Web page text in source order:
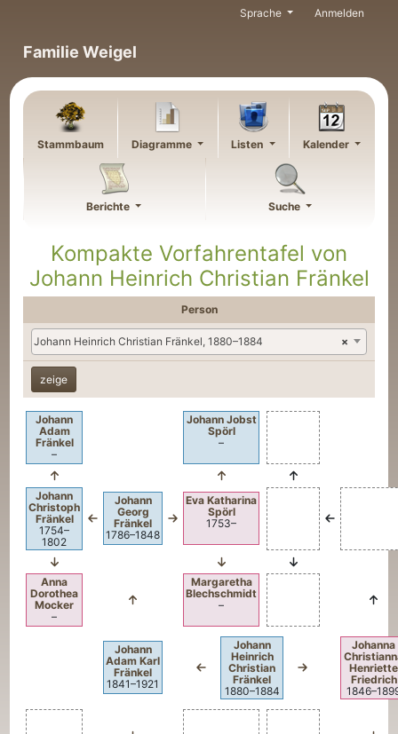
Familie Weigel
Sprache Anmelden
Stammbaum Diagramme Listen Kalender
Berichte Suche
Kompakte Vorfahrentafel von
Johann Heinrich Christian Fränkel
Person
×
Johann Heinrich Christian Fränkel, 1880–1884
Johann
Adam
Fränkel
–
Johann Jobst
Spörl
–
Johann
Christoph
Fränkel
1754–
1802
Johann
Georg
Fränkel
1786–1848
Eva Katharina
Spörl
1753–
Anna
Dorothea
Mocker
–
Margaretha
Blechschmidt
–
Johann
Adam Karl
Fränkel
1841–1921
Johann
Heinrich
Christian
Fränkel
1880–1884
Johanna
Henriette
Friedrich
1846–